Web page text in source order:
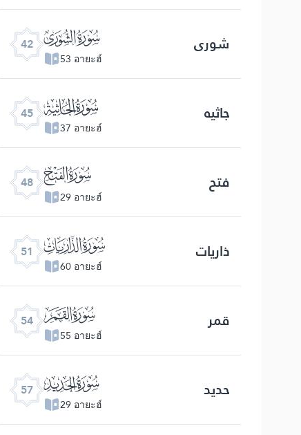
42 ﯗ
53 อายะฮ์
شوری
45 ﯚ
37 อายะฮ์
جاثیه
48 ﯝ
29 อายะฮ์
فتح
51 ﯠ
60 อายะฮ์
ذاریات
54 ﯣ
55 อายะฮ์
قمر
57 ﯦ
29 อายะฮ์
حدید